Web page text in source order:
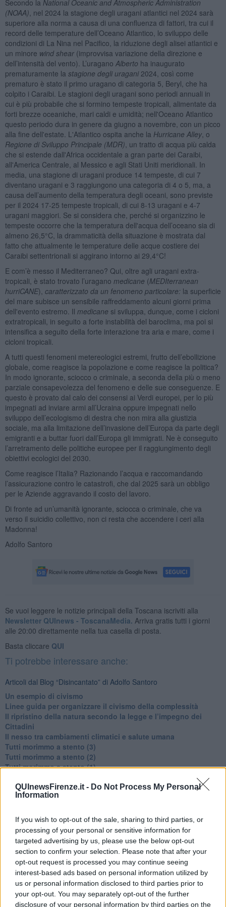
QUInewsFirenze.it - Do Not Process My Personal
Information
If you wish to opt-out of the sale, sharing to third parties, or
processing of your personal or sensitive information for
targeted advertising by us, please use the below opt-out
section to confirm your selection. Please note that after your
opt-out request is processed you may continue seeing
interest-based ads based on personal information utilized by
us or personal information disclosed to third parties prior to
your opt-out. You may separately opt-out of the further
disclosure of your personal information by third parties on the
Secondo la National Oceanic and Atmospheric Administration
(NOAA) , nel 2024 la stagione degli uragani atlantici nel 2024 sarà
superiore alla norma a causa di una confluenza di fattori, tra cui il
record delle temperature dell’Oceano Atlantico, lo sviluppo delle
condizioni di La Nina nel Pacifico, la riduzione degli alisei atlantici e
un minore wind shear(improvvisa variazione della direzione e
dell’intensità del vento). L’uragano Alberto ha inaugurato
prematuramente la stagione degli uragani2024, così come
prematuro è stato il primo uragano di categoria 5, Beryl, che ha
colpito i Caraibi. Le stagioni degli uragani sono periodi annuali in
cui è più probabile che si formino tempeste tropicali, alimentate da
forti brezze oceaniche, mari caldi e umidità; nell'Oceano Atlantico
questo periodo dura in genere da giugno a novembre, con un picco
alla fine dell'estate. L'Atlantico ospita anche la Hurricane Alley, o
Regione di Sviluppo Principale (MDR) , un tratto di acqua più calda
che si estende dall'Africa occidentale a gran parte dei Caraibi,
all'America Centrale, al Messico e agli Stati Uniti meridionali. In
media, una stagione di uragani produce 14 tempeste, di cui 7
diventano uragani e 3 raggiungono una categoria di 4 o 5, ma, a
causa dell’aumento della temperatura degli oceani, sono previste
per il 2024 17-25 tempeste tropicali, di cui 8-13 uragani e 4-7
uragani maggiori. Se si considera che, perché si organizzino le
tempeste occorre che la temperatura dell'acqua dell’oceano sia di
almeno 26,5°C, la drammaticità della situazione è mostrata dal
fatto che attualmente le temperature delle acque costiere dei
Caraibi settentrionali si aggirano intorno ai 29,4°C!
E com’è messo il Mediterraneo? Qui, oltre agli uragani extra-
tropicali, è stato trovato l’uragano medicane (MEDIterranean
hurriCANE), caratterizzato da un fenomeno particolare: la superficie
del mare subisce un sensibile raffreddamento alcuni giorni prima
dell'evento estremo. Il medicane si sviluppa, dunque, come i cicloni
extratropicali, in seguito a forte instabilità del baroclima, ma poi si
intensifica a seguito della forte interazione tra aria e mare, come i
cicloni tropicali.
A tutti questi fenomeni metereologici estremi, frutto dell’ebollizione
globale, come reagisce la popolazione e come reagisce la politica?
In modo ignorante, sciocco o criminale, a seconda della più o meno
parziale consapevolezza del fenomeno e delle sue conseguenze. E
questo è provato dal calo dei consensi ai Verdi europei, per lo più
impegnati ad inviare armi all’Ucraina oppure impegnati nello
sviluppo dell’ecologismo di destra che non mira alla giustizia
sociale, ma alla limitazione dell’invasione dell’Europa da parte degli
emigranti e a buttar fuori dall’Europa gli immigrati. Ne è conseguito
l’arretramento delle politiche europee per il raggiungimento degli
obiettivi ecologici del 2030.
Come reagisce l’Italia? Razionando l’acqua e raccomandando
l’assicurazione contro le catastrofi, che dal 2025 sarà un obbligo
per le Aziende aggravando il costo del lavoro.
Di fronte ad un’umanità ignorante, sciocca o criminale, che va
verso il suicidio collettivo, non ci resta che accendere i ceri alla
Madonna!
Adolfo Santoro
Se vuoi leggere le notizie principali della Toscana iscriviti alla
Newsletter QUInews - ToscanaMedia. Arriva gratis tutti i giorni
alle 20:00 direttamente nella tua casella di posta.
Basta cliccare QUI
Ti potrebbe interessare anche:
Articoli dal Blog “Disincantato” di Adolfo Santoro
​Un esempio di civismo
​Linee guida per organizzare il civismo della complessità
​Il ripristino della natura secondo la legge e l’impegno dei
Cittadini
Il nesso tra cambiamenti climatici e salute umana
Tutti morimmo a stento (3)
Tutti morimmo a stento (2)
​Tutti morimmo a stento (1)
Un manuale essenziale per seguire il CORRIDOIO BLU
Il corridoio blu
​I costi dell’adeguamento al cold ironing
Alcune domande da esordiente agli esperti che decidono le
sorti dell’Elba
Verso il full electric a gestione pubblica dei traghetti​
​La Scienza dei Cittadini e i Cittadini per l’Aria
Trump e le sue guerre contro i deboli e contro la terra
​Le furbate elettorali della Meloni e la testardaggine
dell’opposizione
​Date loro l’Oscar al posto del Nobel per la Pace